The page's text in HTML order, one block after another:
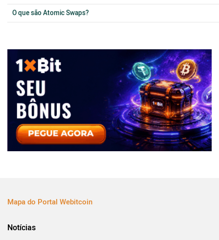
O que são Atomic Swaps?
Mapa do Portal Webitcoin
Notícias